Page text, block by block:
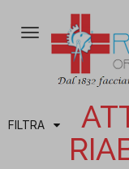
Attiva/disattiva
FILTRA